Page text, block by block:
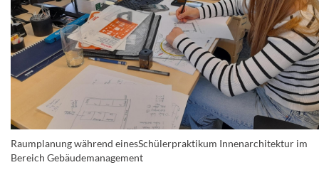
Raumplanung während einesSchülerpraktikum Innenarchitektur im
Bereich Gebäudemanagement